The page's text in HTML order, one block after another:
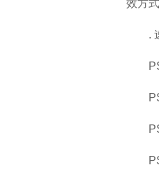
效方
. 速